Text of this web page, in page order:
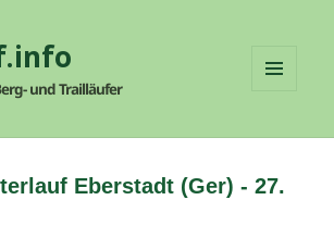
und Trailläufer
WIDGETS
Eberstadt (Ger) - 27.